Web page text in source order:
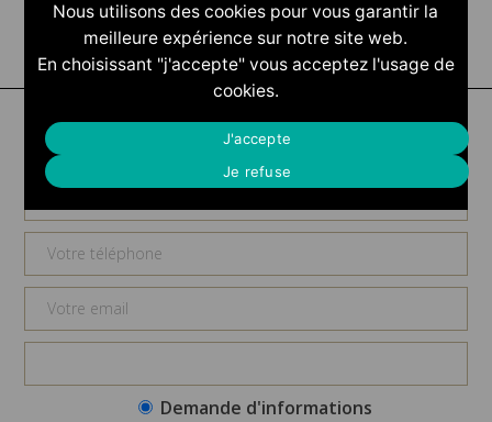
Demande d'informations
Demande d'informations
Nous utilisons des cookies pour vous garantir la
meilleure expérience sur notre site web.
En choisissant "j'accepte" vous acceptez l'usage de
cookies.
J'accepte
Je refuse